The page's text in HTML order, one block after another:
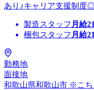
あり♪キャリア支援制度
製造スタッフ 月給
梱包スタッフ 月給
勤務地
面接地
和歌山県和歌山市 ※こ